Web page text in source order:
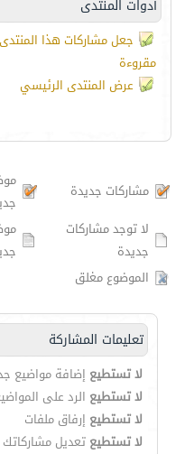
أدوات المنتدى
جعل مشاركات هذا المنتدى
مقروءة
عرض المنتدى الرئيسي
مشاركات جديدة
لا توجد مشاركات
جديدة
الموضوع مغلق
تعليمات المشاركة
لا تستطيع إضافة مواضيع
لا تستطيع الرد على
لا تستطيع إرفاق ملفات
لا تستطيع تعديل مشاركاتك